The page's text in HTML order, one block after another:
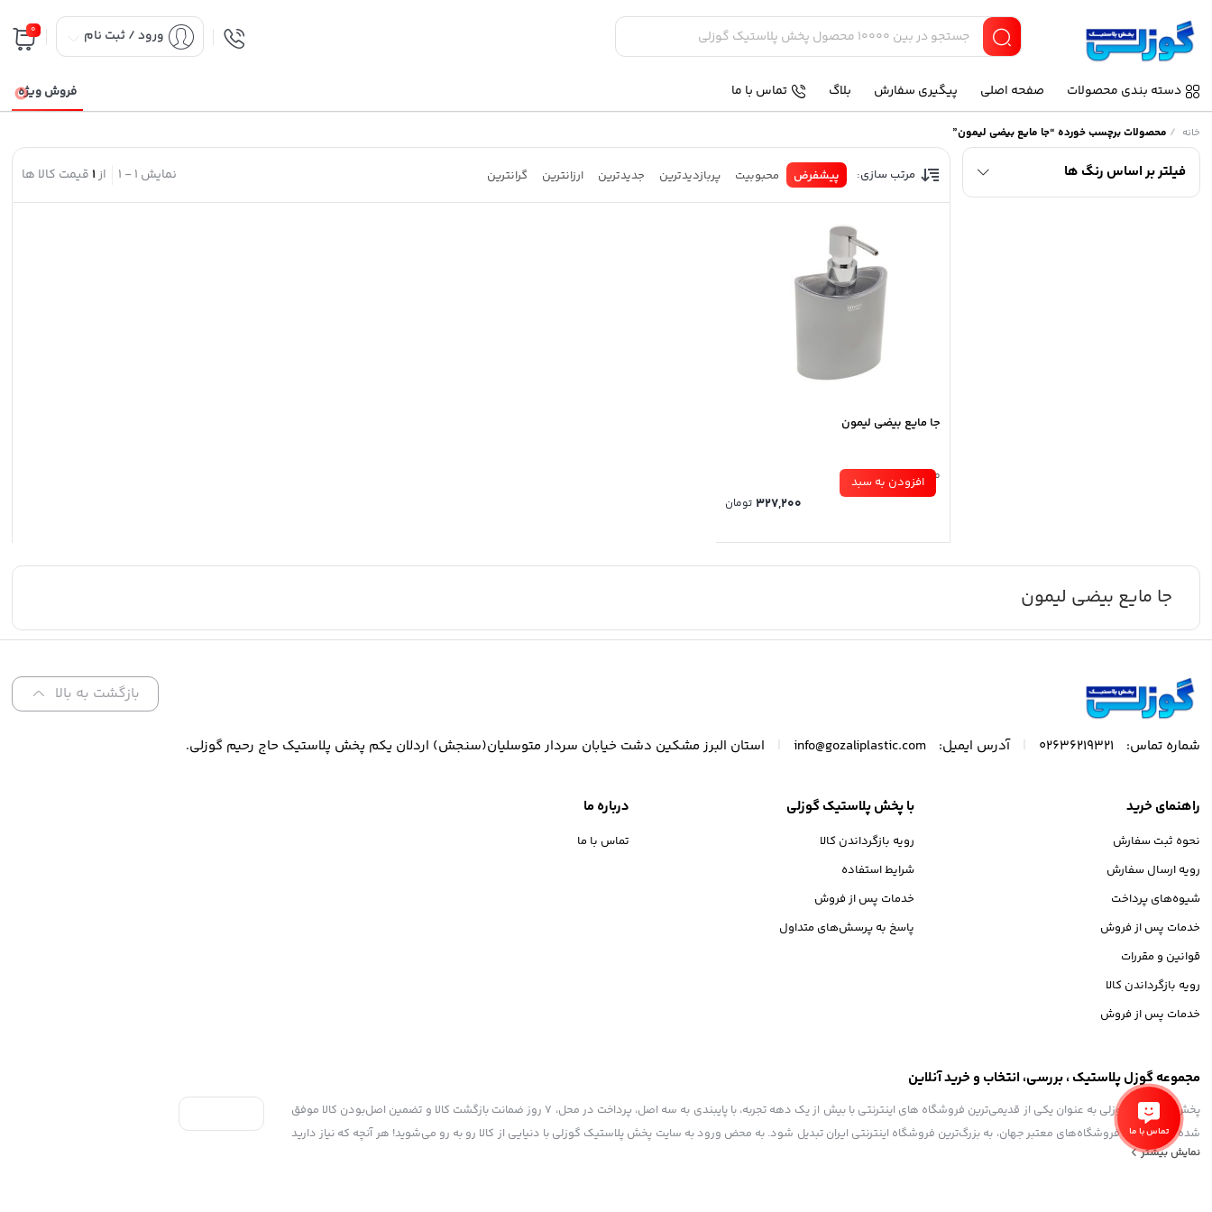
ورود / ثبت نام 0
دسته بندی محصولات صفحه اصلی پیگیری سفارش بلاگ تماس با ما فروش ویژه
خانه / محصولات برچسب خورده “جا مایع بیضی لیمون”
فیلتر بر اساس رنگ ها مرتب سازی: پیشفرض محبوبیت پربازدیدترین جدیدترین ارزانترین گرانترین نمایش 1
-
1 از1 قیمت کالا ها
جا مایع بیضی لیمون
موجود در انبار
تومان
افزودن به سبد
جا مایع بیضی لیمون
بازگشت به بالا
شماره تماس: 02636219321 آدرس ایمیل: info@gozaliplastic.com استان البرز مشکین دشت خیابان سردار متوسلیان(سنجش) اردلان یکم پخش پلاستیک حاج رحیم گوزلی.
راهنمای خرید
نحوه ثبت سفارش
رویه ارسال سفارش
شیوه‌های پرداخت
خدمات پس از فروش
قوانین و مقررات
رویه بازگرداندن کالا
خدمات پس از فروش
با پخش پلاستیک گوزلی
رویه بازگرداندن کالا
شرایط استفاده
خدمات پس از فروش
پاسخ به پرسش‌های متداول
درباره ما
تماس با ما
مجموعه گوزل پلاستیک ، بررسی، انتخاب و خرید آنلاین
پخش پلاستیک گوزلی به عنوان یکی از قدیمی‌ترین فروشگاه های اینترنتی با بیش از یک دهه تجربه، با پایبندی به سه اصل، پرداخت در محل، ۷ روز ضمانت بازگشت کالا و تضمین اصل‌بودن کالا موفق
شده تا همگام با فروشگاه‌های معتبر جهان، به بزرگ‌ترین فروشگاه اینترنتی ایران تبدیل شود. به محض ورود به سایت پخش پلاستیک گوزلی با دنیایی از کالا رو به رو می‌شوید! هر آنچه که نیاز دارید
و به ذهن شما خطور می‌کند در اینجا پیدا خواهید کرد.
نمایش بیشتر
تماس با ما